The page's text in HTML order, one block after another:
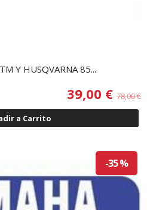
Y HUSQVARNA 85...
39,00 € 78,00 €
a Carrito
-35 %